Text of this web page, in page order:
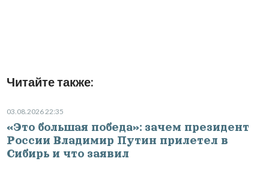
Читайте также:
03.08.2026 22:35
«Это большая победа»: зачем президент
России Владимир Путин прилетел в
Сибирь и что заявил